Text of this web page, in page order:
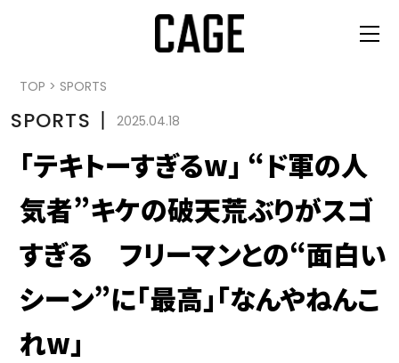
TOP > SPORTS
SPORTS 丨 2025.04.18
「テキトーすぎるw」 “ド軍の人
気者”キケの破天荒ぶりがスゴ
すぎる フリーマンとの“面白い
シーン”に「最高」「なんやねんこ
れw」